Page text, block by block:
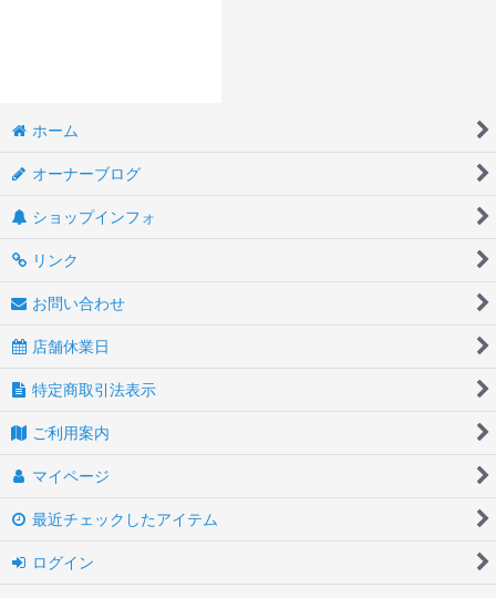
ホーム
オーナーブログ
ショップインフォ
リンク
お問い合わせ
店舗休業日
特定商取引法表示
ご利用案内
マイページ
最近チェックしたアイテム
ログイン